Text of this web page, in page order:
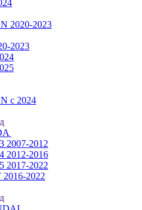
2020-2023
2023
с 2024
2007-2012
2012-2016
2017-2022
2022